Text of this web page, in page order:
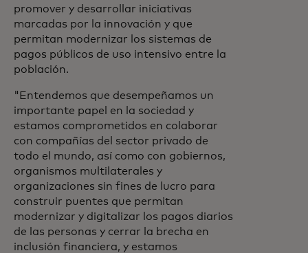
promover y desarrollar iniciativas
marcadas por la innovación y que
permitan modernizar los sistemas de
pagos públicos de uso intensivo entre la
población.
"Entendemos que desempeñamos un
importante papel en la sociedad y
estamos comprometidos en colaborar
con compañías del sector privado de
todo el mundo, así como con gobiernos,
organismos multilaterales y
organizaciones sin fines de lucro para
construir puentes que permitan
modernizar y digitalizar los pagos diarios
de las personas y cerrar la brecha en
inclusión financiera, y estamos